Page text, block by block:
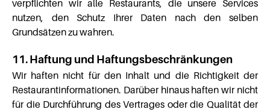
verpflichten wir alle Restaurants, die unsere Services
nutzen, den Schutz Ihrer Daten nach den selben
Grundsätzen zu wahren.
11. Haftung und Haftungsbeschränkungen
Wir haften nicht für den Inhalt und die Richtigkeit der
Restaurantinformationen. Darüber hinaus haften wir nicht
für die Durchführung des Vertrages oder die Qualität der